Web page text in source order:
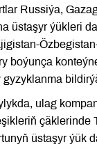
Russiýa,
üstaşyr ýükleri
boýunça
ulag
çäklerinde
üstaşyr ýük